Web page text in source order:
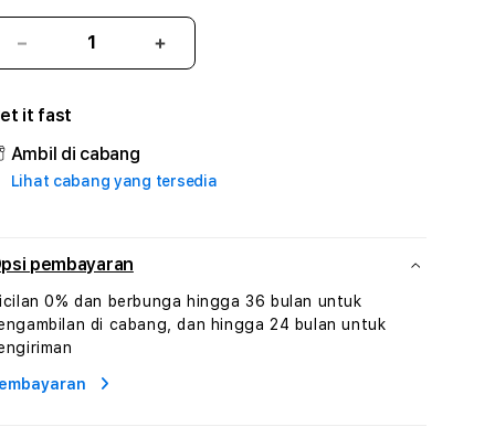
Kurangi
jumlah
OLBTOTO
#3
TradiTours
Jasa
Paket
Wisata
Tunisia
Profesional
Tambah
jumlah
TradiTours
Jasa
Wisata
Tunisia
it fast
Ambil di cabang
Lihat cabang yang tersedia
pembayaran
0% dan berbunga hingga 36 bulan untuk
di cabang, dan hingga 24 bulan untuk